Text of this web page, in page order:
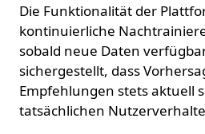
Die Funktionalität der
kontinuierliche
sobald neue Daten
sichergestellt, dass
Empfehlungen stets aktuell
tatsächlichen